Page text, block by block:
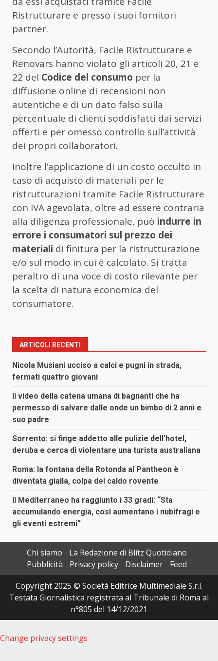
Ristrutturare e presso i suoi fornitori
partner.
Secondo l’Autorità, Facile Ristrutturare e
Renovars hanno violato gli articoli 20, 21 e
22 del Codice del consumo per la
diffusione online di recensioni non
autentiche e di un dato falso sulla
percentuale di clienti soddisfatti dai servizi
offerti e per omesso controllo sull’attività
dei propri collaboratori.
Inoltre l’applicazione di un costo occulto in
caso di acquisto di materiali per le
ristrutturazioni tramite Facile Ristrutturare
con IVA agevolata, oltre ad essere contraria
alla diligenza professionale, può indurre in
errore i consumatori sul prezzo dei
materiali di finitura per la ristrutturazione
e/o sul modo in cui è calcolato. Si tratta
peraltro di una voce di costo rilevante per
la scelta di natura economica del
consumatore.
ARTICOLI RECENTI
Nicola Musiani ucciso a calci e pugni in strada,
fermati quattro giovani
Il video della catena umana di bagnanti che ha
permesso di salvare dalle onde un bimbo di 2 anni e
suo padre
Sorrento: si finge addetto alle pulizie dell’hotel,
deruba e cerca di violentare una turista australiana
Roma: la fontana della Rotonda al Pantheon è
diventata gialla, colpa del caldo rovente
Il Mediterraneo ha raggiunto i 33 gradi: “Sta
accumulando energia, così aumentano i nubifragi e
gli eventi estremi”
Chi siamo
La Redazione di Blitz Quotidiano
Pubblicità
Privacy policy Disclaimer
Feed
Copyright 2025 © Società Editrice Multimediale S.r.l.
Testata Giornalistica registrata al Tribunale di Roma al
n°805 del 14/12/2021
Change privacy settings